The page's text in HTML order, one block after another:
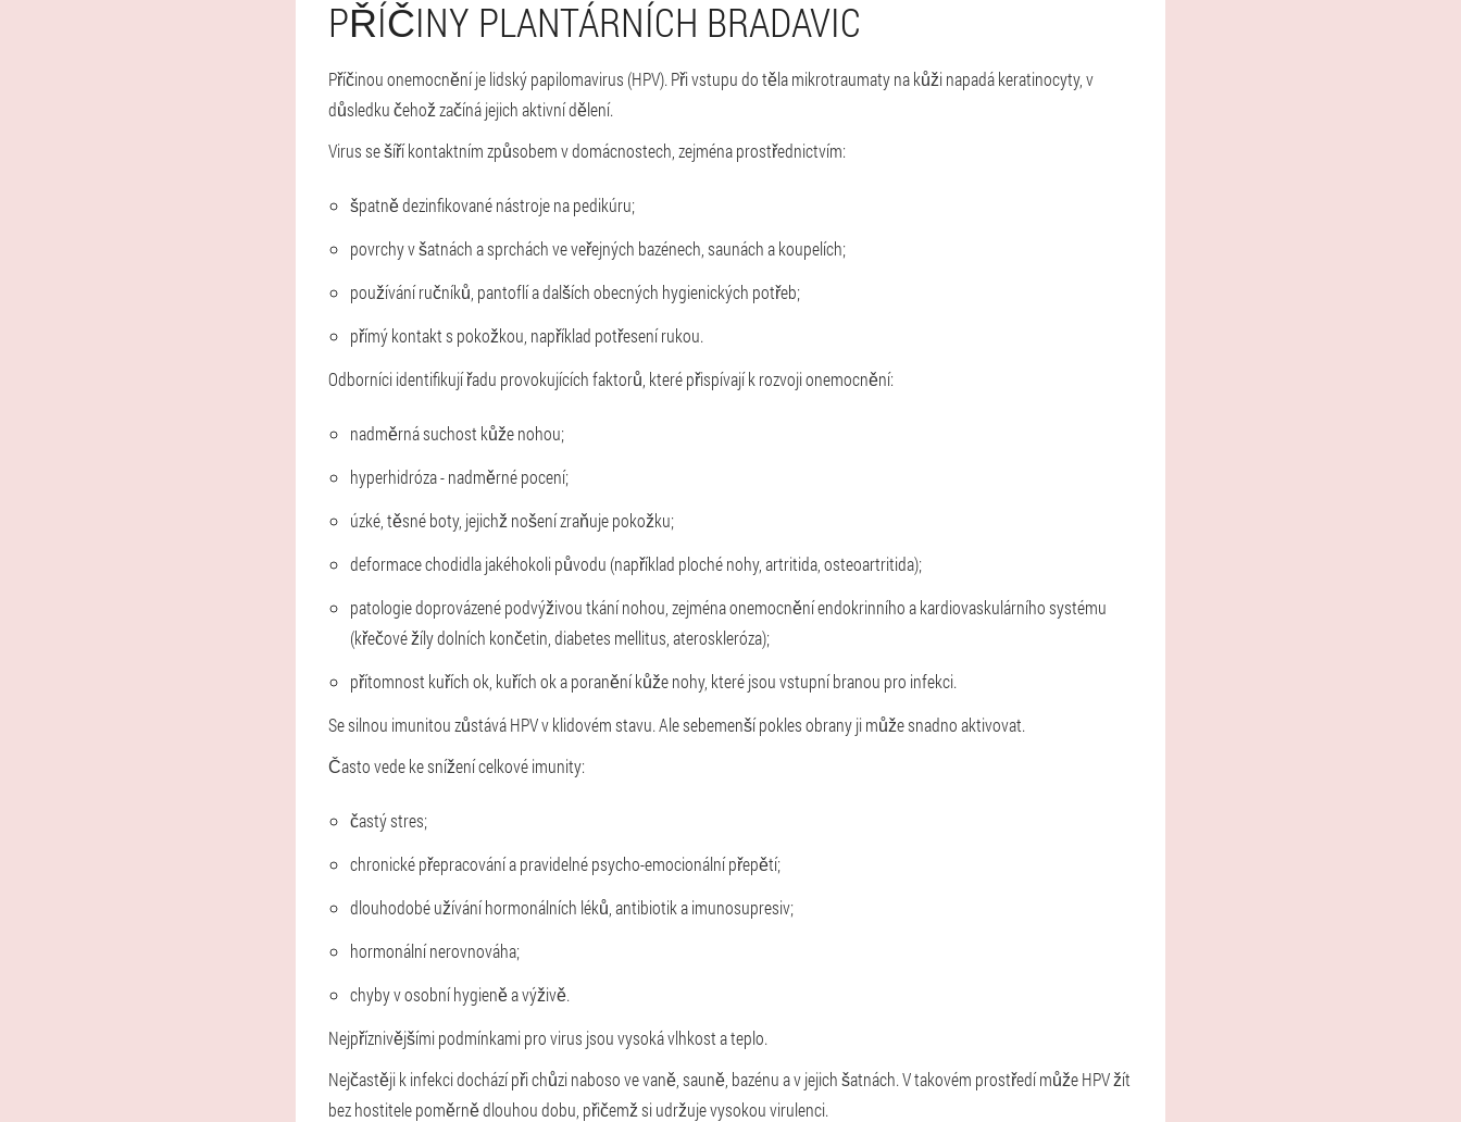
PŘÍČINY PLANTÁRNÍCH BRADAVIC
Příčinou onemocnění je lidský papilomavirus (HPV). Při vstupu do těla mikrotraumaty na kůži napadá keratinocyty, v
důsledku čehož začíná jejich aktivní dělení.
Virus se šíří kontaktním způsobem v domácnostech, zejména prostřednictvím:
špatně dezinfikované nástroje na pedikúru;
povrchy v šatnách a sprchách ve veřejných bazénech, saunách a koupelích;
používání ručníků, pantoflí a dalších obecných hygienických potřeb;
přímý kontakt s pokožkou, například potřesení rukou.
Odborníci identifikují řadu provokujících faktorů, které přispívají k rozvoji onemocnění:
nadměrná suchost kůže nohou;
hyperhidróza - nadměrné pocení;
úzké, těsné boty, jejichž nošení zraňuje pokožku;
deformace chodidla jakéhokoli původu (například ploché nohy, artritida, osteoartritida);
patologie doprovázené podvýživou tkání nohou, zejména onemocnění endokrinního a kardiovaskulárního systému
(křečové žíly dolních končetin, diabetes mellitus, ateroskleróza);
přítomnost kuřích ok, kuřích ok a poranění kůže nohy, které jsou vstupní branou pro infekci.
Se silnou imunitou zůstává HPV v klidovém stavu. Ale sebemenší pokles obrany ji může snadno aktivovat.
Často vede ke snížení celkové imunity:
častý stres;
chronické přepracování a pravidelné psycho-emocionální přepětí;
dlouhodobé užívání hormonálních léků, antibiotik a imunosupresiv;
hormonální nerovnováha;
chyby v osobní hygieně a výživě.
Nejpříznivějšími podmínkami pro virus jsou vysoká vlhkost a teplo.
Nejčastěji k infekci dochází při chůzi naboso ve vaně, sauně, bazénu a v jejich šatnách. V takovém prostředí může HPV žít
bez hostitele poměrně dlouhou dobu, přičemž si udržuje vysokou virulenci.